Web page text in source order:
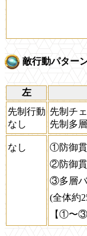
敵行動パター
左
先制行動
なし
先制チ
先制多
なし
①防御貫
②防御貫
③多層バ
(全体約
【①〜③